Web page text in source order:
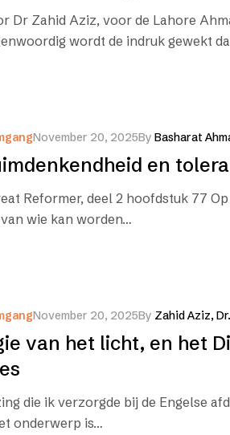
Dr Zahid Aziz, voor de Lahore
wordt de indruk gewekt
November 20, 2025By Basharat
en
Reformer, deel 2 hoofdstuk 77
wie kan worden…
November 20, 2025By Zahid Aziz, Dr.
van het licht, en het
die ik verzorgde bij de Engelse
onderwerp is…